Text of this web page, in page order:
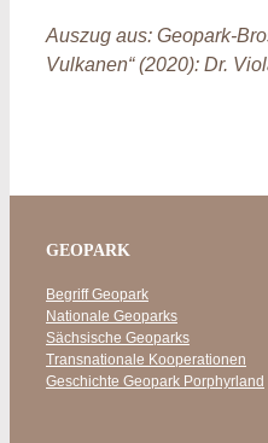
Auszug aus: Geopark-
Vulkanen“ (2020): Dr.
GEOPARK
Begriff Geopark
Nationale Geoparks
Sächsische Geoparks
Transnationale Kooperationen
Geschichte Geopark Porphyrland